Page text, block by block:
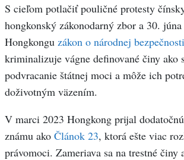
S cieľom potlačiť pouličné protesty
hongkonský zákonodarný zbor a 30.
Hongkongu zákon o národnej bezpečnosti
kriminalizuje vágne definované činy ako
podvracanie štátnej moci a môže ich
doživotným väzením.
V marci 2023 Hongkong prijal
známu ako Článok 23, ktorá ešte viac
právomoci. Zameriava sa na trestné činy